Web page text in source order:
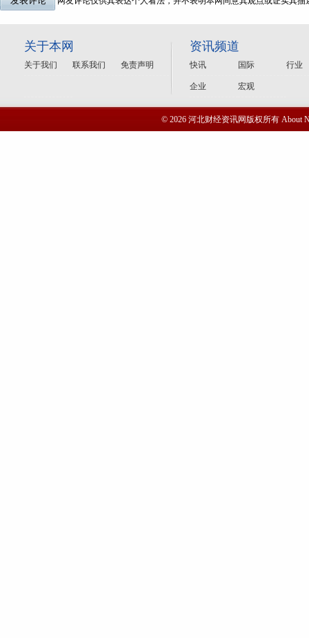
关于本网
关于我们 联系我们 免责声明
资讯频道
快讯 国际 行业
企业 宏观
© 2026 河北财经资讯网版权所有 About